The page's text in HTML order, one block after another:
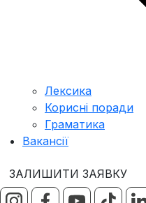
Лексика
Корисні поради
Граматика
Вакансії
ЗАЛИШИТИ ЗАЯВКУ